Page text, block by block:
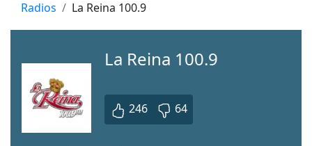
Radios La Reina 100.9
La Reina 100.9
246 64